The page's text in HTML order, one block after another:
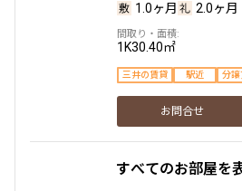
1.0ヶ月 2.0ヶ月
1K30.40㎡
三井の賃貸 駅近 分譲
お問合せ
すべてのお部屋を